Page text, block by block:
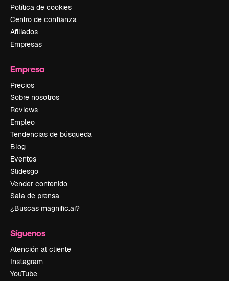
Política de cookies
Centro de confianza
Afiliados
Empresas
Empresa
Precios
Sobre nosotros
Reviews
Empleo
Tendencias de búsqueda
Blog
Eventos
Slidesgo
Vender contenido
Sala de prensa
¿Buscas magnific.ai?
Síguenos
Atención al cliente
Instagram
YouTube